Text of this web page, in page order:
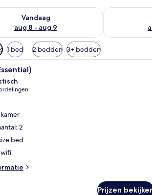
Vandaag
aug 8 - aug 9
controleren voor vanavond aug
De
1 bed 2 bedden 3+ bedden
Een keurig opgemaakt
2
bed
Prijzen